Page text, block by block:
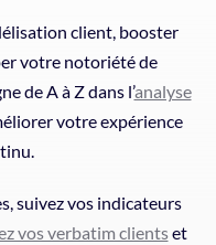
client, booster
votre notoriété de
de A à Z dans l’analyse
votre expérience
suivez vos indicateurs
vos verbatim clientset